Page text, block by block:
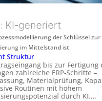
KI-generiert
der Schlüssel
im Mittelstand ist
Struktur
bis zur
zahlreiche ERP-Schritte –
Materialprüfung,
Routinen mit hohem
durch KI.…